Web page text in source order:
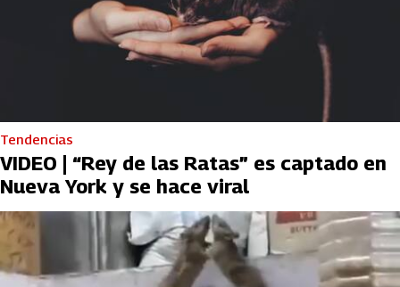
Tendencias
VIDEO | “Rey de las Ratas” es captado en
Nueva York y se hace viral